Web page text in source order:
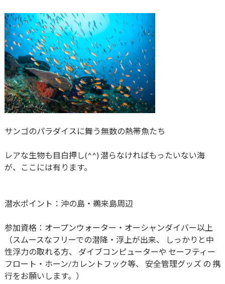
サンゴのパラダイスに舞う無数の熱帯魚たち
レアな生物も目白押し(^^) 潜らなければもったいない海
が、ここには有ります。
潜水ポイント：沖の島・鵜来島周辺
参加資格：オープンウォーター・オーシャンダイバー以上
（スムースなフリーでの潜降・浮上が出来、 しっかりと中
性浮力の取れる方、 ダイブコンピューターや セーフティー
フロート・ホーン/カレントフック等、 安全管理グッズ の 携
行をお願いします。）